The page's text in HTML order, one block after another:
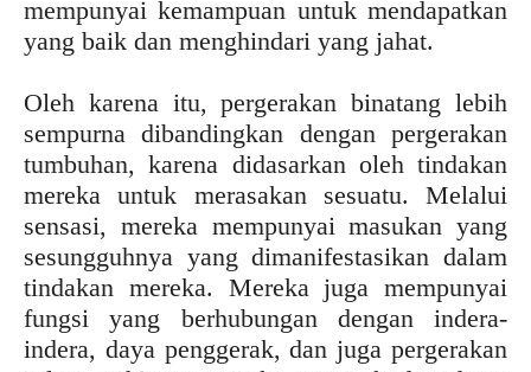
mempunyai kemampuan untuk mendapatkan
yang baik dan menghindari yang jahat.
Oleh karena itu, pergerakan binatang lebih
sempurna dibandingkan dengan pergerakan
tumbuhan, karena didasarkan oleh tindakan
mereka untuk merasakan sesuatu. Melalui
sensasi, mereka mempunyai masukan yang
sesungguhnya yang dimanifestasikan dalam
tindakan mereka. Mereka juga mempunyai
fungsi yang berhubungan dengan indera-
indera, daya penggerak, dan juga pergerakan